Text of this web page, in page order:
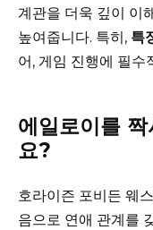
계관을 더욱 깊이 이
높여줍니다. 특히, 특
어, 게임 진행에 필수
에일로이를
요?
호라이즌 포비든 웨
음으로 연애 관계를